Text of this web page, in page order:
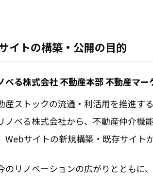
イトの構築・公開の目的
ベる株式会社 不動産本部 不動産マ
産ストックの流通・利活用を推進す
ノベる株式会社から、不動産仲介機
Webサイトの新規構築・既存サイト
のリノベーションの広がりとともに